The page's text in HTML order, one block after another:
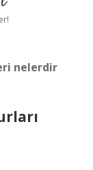
nelerdir